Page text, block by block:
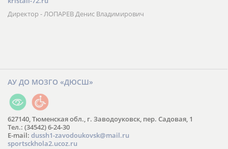
Директор - ЛОПАРЕВ Денис Владимирович
АУ ДО МОЗГО «ДЮСШ»
627140, Тюменская обл., г. Заводоуковск, пер. Садовая, 1
Тел.: (34542) 6-24-30
​E-mail: dussh1-zavodoukovsk@mail.ru
sportsckhola2.ucoz.ru